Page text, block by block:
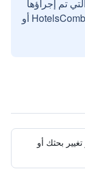
تم إجراؤها
بواسطة مستخدمين حقيقيين مع HotelsCombined أو
بحثك أو